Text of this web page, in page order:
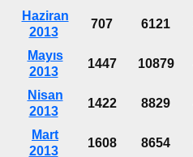
Haziran
2013
707 6121
Mayıs
2013
1447 10879
Nisan
2013
1422 8829
Mart
2013
1608 8654